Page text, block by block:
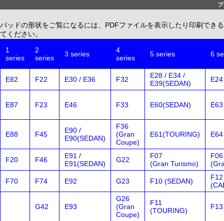
パッドの形状をご覧になるには、PDFファイルを表示したり印刷でき
てください。
1
series
2
series
3 series
4
series
5 series 6
E82 F22 E30 / E36 F32
E28 / E34 /
E39(SEDAN)
E24
E87 F23 E46 F33 E60(SEDAN) E63
E88 F45
E90 /
E90(SEDAN)
F36
(Gran
Coupe)
E61(TOURING) E64
F20 F46
E91 /
E91(SEDAN)
G22
F07
(Gran Turismo)
F06
F70 F74 E92 G23 F10 (SEDAN)
F12
G42 E93
G26
(Gran
Coupe)
F11
(TOURING)